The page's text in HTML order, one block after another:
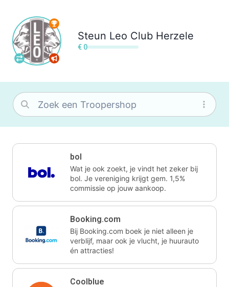
Steun Leo Club Herzele
€ 0
bol
Wat je ook zoekt, je vindt het zeker bij
bol. Je vereniging krijgt gem. 1,5%
commissie op jouw aankoop.
Booking.com
Bij Booking.com boek je niet alleen je
verblijf, maar ook je vlucht, je huurauto
én attracties!
Coolblue